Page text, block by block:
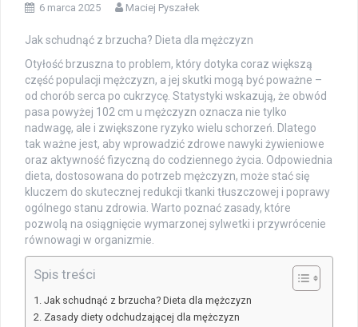
6 marca 2025 Maciej Pyszałek
Jak schudnąć z brzucha? Dieta dla mężczyzn
Otyłość brzuszna to problem, który dotyka coraz większą
część populacji mężczyzn, a jej skutki mogą być poważne –
od chorób serca po cukrzycę. Statystyki wskazują, że obwód
pasa powyżej 102 cm u mężczyzn oznacza nie tylko
nadwagę, ale i zwiększone ryzyko wielu schorzeń. Dlatego
tak ważne jest, aby wprowadzić zdrowe nawyki żywieniowe
oraz aktywność fizyczną do codziennego życia. Odpowiednia
dieta, dostosowana do potrzeb mężczyzn, może stać się
kluczem do skutecznej redukcji tkanki tłuszczowej i poprawy
ogólnego stanu zdrowia. Warto poznać zasady, które
pozwolą na osiągnięcie wymarzonej sylwetki i przywrócenie
równowagi w organizmie.
Spis treści
Jak schudnąć z brzucha? Dieta dla mężczyzn
Zasady diety odchudzającej dla mężczyzn